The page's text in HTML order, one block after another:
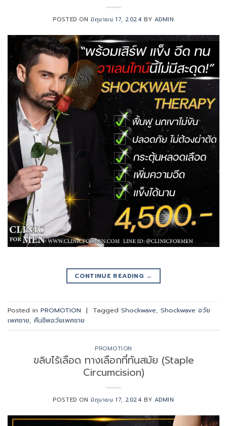
POSTED ONมิถุนายน 17, 2024 BY ADMIN
CONTINUE READING →
Posted in PROMOTION | Tagged Shockwave, Shockwave อวัย
เพศชาย, คืนชีพอวัยเพศชาย
PROMOTION
ขลิบไร้เลือด ทางเลือกที่ทันสมัย (Staple
Circumcision)
POSTED ONมิถุนายน 17, 2024 BY ADMIN